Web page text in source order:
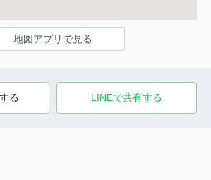
地図アプリで見る
る LINEで共有する